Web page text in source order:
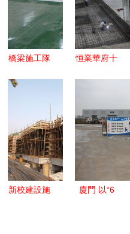
橋梁施工隊
工程施工的
核心考量
恒業華府十
利建至第七
層
新校建設施
廈門 以“6